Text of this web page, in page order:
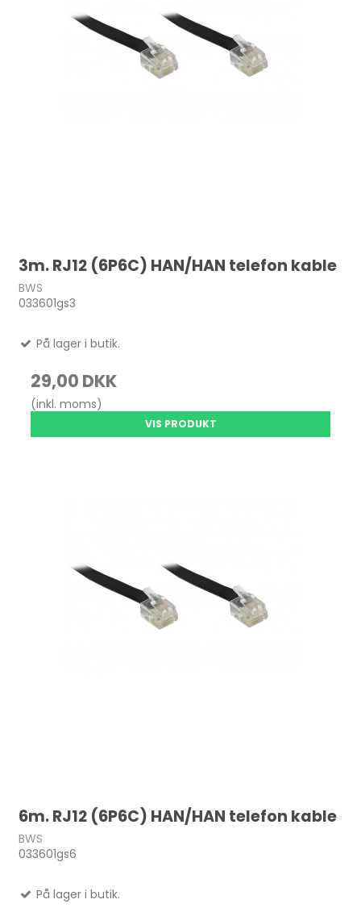
3m. RJ12 (6P6C) HAN/HAN telefon kable
BWS
033601gs3
På lager i butik.
29,00 DKK
(inkl. moms)
VIS PRODUKT
6m. RJ12 (6P6C) HAN/HAN telefon kable
BWS
033601gs6
På lager i butik.